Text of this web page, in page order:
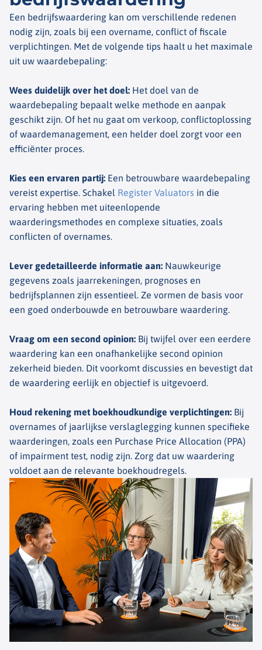
Een bedrijfswaardering kan om verschillende redenen
nodig zijn, zoals bij een overname, conflict of fiscale
verplichtingen. Met de volgende tips haalt u het maximale
uit uw waardebepaling:
Wees duidelijk over het doel: Het doel van de
waardebepaling bepaalt welke methode en aanpak
geschikt zijn. Of het nu gaat om verkoop, conflictoplossing
of waardemanagement, een helder doel zorgt voor een
efficiënter proces.
Kies een ervaren partij: Een betrouwbare waardebepaling
vereist expertise. Schakel Register Valuators in die
ervaring hebben met uiteenlopende
waarderingsmethodes en complexe situaties, zoals
conflicten of overnames.
Lever gedetailleerde informatie aan: Nauwkeurige
gegevens zoals jaarrekeningen, prognoses en
bedrijfsplannen zijn essentieel. Ze vormen de basis voor
een goed onderbouwde en betrouwbare waardering.
Vraag om een second opinion: Bij twijfel over een eerdere
waardering kan een onafhankelijke second opinion
zekerheid bieden. Dit voorkomt discussies en bevestigt dat
de waardering eerlijk en objectief is uitgevoerd.
Houd rekening met boekhoudkundige verplichtingen: Bij
overnames of jaarlijkse verslaglegging kunnen specifieke
waarderingen, zoals een Purchase Price Allocation (PPA)
of impairment test, nodig zijn. Zorg dat uw waardering
voldoet aan de relevante boekhoudregels.